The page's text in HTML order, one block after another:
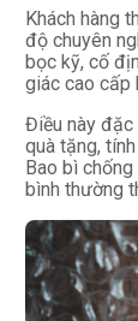
Khách hàng
độ chuyên
bọc kỹ, cố
giác cao cấp
Điều này đặc
quà tặng,
Bao bì
bình thường